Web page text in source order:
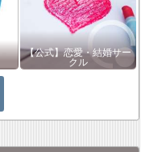
【公式】恋愛・結婚サー
クル